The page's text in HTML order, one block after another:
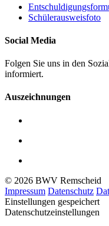
Schülerausweisfoto
Social Media
Folgen Sie uns in den
informiert.
Auszeichnungen
© 2026 BWV Remscheid
Impressum Datenschutz
Einstellungen gespeichert
Datenschutzeinstellungen